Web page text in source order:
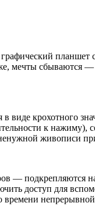
мечты сбываются —
виде крохотного
к
живописи
— подкрепляются
доступ для